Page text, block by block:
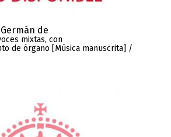
de
mixtas, con
de órgano [Música manuscrita] /